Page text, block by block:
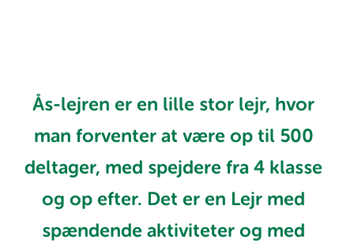
Ås-lejren er en lille stor lejr, hvor
man forventer at være op til 500
deltager, med spejdere fra 4 klasse
og op efter. Det er en Lejr med
spændende aktiviteter og med